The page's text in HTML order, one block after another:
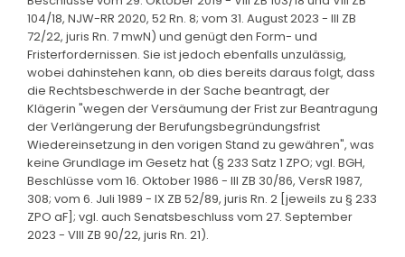
104/18, NJW-RR 2020, 52 Rn. 8; vom 31. August 2023 - III ZB
72/22, juris Rn. 7 mwN) und genügt den Form- und
Fristerfordernissen. Sie ist jedoch ebenfalls unzulässig,
wobei dahinstehen kann, ob dies bereits daraus folgt, dass
die Rechtsbeschwerde in der Sache beantragt, der
Klägerin "wegen der Versäumung der Frist zur Beantragung
der Verlängerung der Berufungsbegründungsfrist
Wiedereinsetzung in den vorigen Stand zu gewähren", was
keine Grundlage im Gesetz hat (§ 233 Satz 1 ZPO; vgl. BGH,
Beschlüsse vom 16. Oktober 1986 - III ZB 30/86, VersR 1987,
308; vom 6. Juli 1989 - IX ZB 52/89, juris Rn. 2 [jeweils zu § 233
ZPO aF]; vgl. auch Senatsbeschluss vom 27. September
2023 - VIII ZB 90/22, juris Rn. 21).